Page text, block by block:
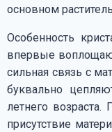
основном
Особенность
впервые
сильная связь с
буквально
летнего
присутствие